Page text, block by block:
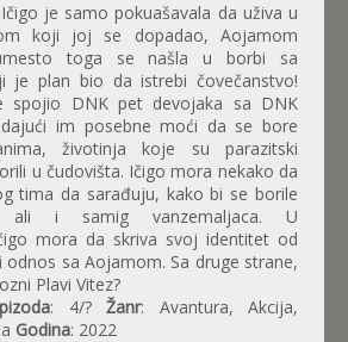
je samo pokuašavala da uživa u
koji joj se dopadao, Aojamom
toga se našla u borbi sa
je plan bio da istrebi čovečanstvo!
spojio DNK pet devojaka sa DNK
im posebne moći da se bore
životinja koje su parazitski
u čudovišta. Ičigo mora nekako da
tima da sarađuju, kako bi se borile
ali i samig vanzemaljaca. U
mora da skriva svoj identitet od
odnos sa Aojamom. Sa druge strane,
Plavi Vitez?
: 4/?Žanr: Avantura, Akcija,
Godina: 2022